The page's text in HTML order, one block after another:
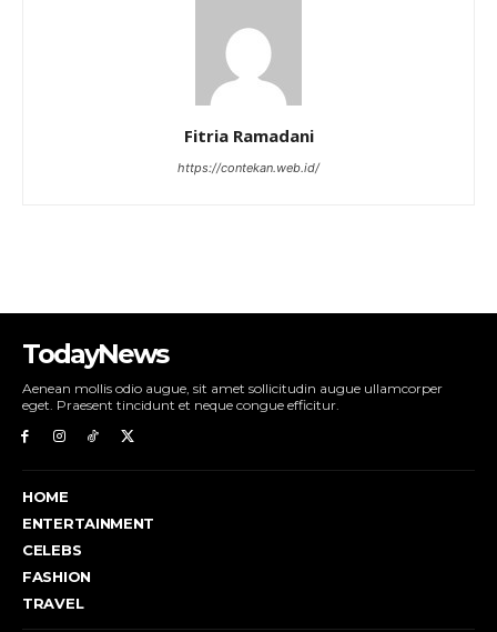
Fitria Ramadani
https://contekan.web.id/
TodayNews
Aenean mollis odio augue, sit amet sollicitudin augue ullamcorper
eget. Praesent tincidunt et neque congue efficitur.
HOME
ENTERTAINMENT
CELEBS
FASHION
TRAVEL